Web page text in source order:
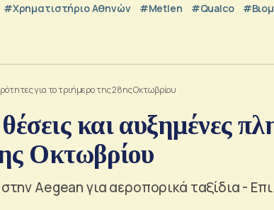
#Χρηματιστήριο Αθηνών #metlen #Qualco
για το τριήμερο της 28ης Οκτωβρίου
και αυξημένες
Οκτωβρίου
Aegean για αεροπορικά ταξίδια -